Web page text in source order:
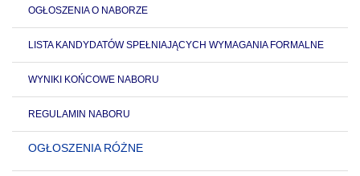
OGŁOSZENIA O NABORZE
LISTA KANDYDATÓW SPEŁNIAJĄCYCH WYMAGANIA FORMALNE
WYNIKI KOŃCOWE NABORU
REGULAMIN NABORU
OGŁOSZENIA RÓŻNE